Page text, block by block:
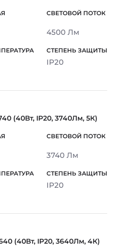
4500 Лм
IP20
(40Вт, IP20, 3740Лм, 5К)
3740 Лм
IP20
(40Вт, IP20, 3640Лм, 4К)